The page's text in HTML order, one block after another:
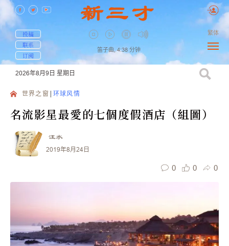
投稿
联系
订阅
笛子曲, 4:38 分钟
繁体
2026年8月9日 星期日
世界之窗 环球风情
名流影星最愛的七個度假酒店（組圖）
汪水
2019年8月24日
0 0 0